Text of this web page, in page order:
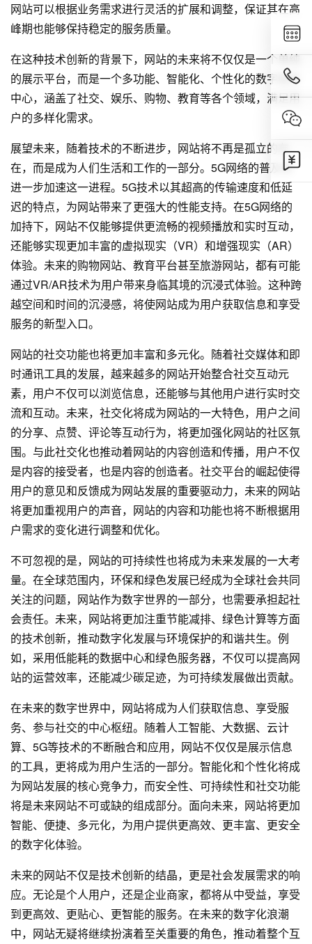
网站可以根据业务需求进行灵活的扩展和调整，保证其在高
峰期也能够保持稳定的服务质量。
在这种技术创新的背景下，网站的未来将不仅仅是一个单纯
的展示平台，而是一个多功能、智能化、个性化的数字服务
中心，涵盖了社交、娱乐、购物、教育等各个领域，满足用
户的多样化需求。
展望未来，随着技术的不断进步，网站将不再是孤立的存
在，而是成为人们生活和工作的一部分。5G网络的普及将
进一步加速这一进程。5G技术以其超高的传输速度和低延
迟的特点，为网站带来了更强大的性能支持。在5G网络的
加持下，网站不仅能够提供更流畅的视频播放和实时互动，
还能够实现更加丰富的虚拟现实（VR）和增强现实（AR）
体验。未来的购物网站、教育平台甚至旅游网站，都有可能
通过VR/AR技术为用户带来身临其境的沉浸式体验。这种跨
越空间和时间的沉浸感，将使网站成为用户获取信息和享受
服务的新型入口。
网站的社交功能也将更加丰富和多元化。随着社交媒体和即
时通讯工具的发展，越来越多的网站开始整合社交互动元
素，用户不仅可以浏览信息，还能够与其他用户进行实时交
流和互动。未来，社交化将成为网站的一大特色，用户之间
的分享、点赞、评论等互动行为，将更加强化网站的社区氛
围。与此社交化也推动着网站的内容创造和传播，用户不仅
是内容的接受者，也是内容的创造者。社交平台的崛起使得
用户的意见和反馈成为网站发展的重要驱动力，未来的网站
将更加重视用户的声音，网站的内容和功能也将不断根据用
户需求的变化进行调整和优化。
不可忽视的是，网站的可持续性也将成为未来发展的一大考
量。在全球范围内，环保和绿色发展已经成为全球社会共同
关注的问题，网站作为数字世界的一部分，也需要承担起社
会责任。未来，网站将更加注重节能减排、绿色计算等方面
的技术创新，推动数字化发展与环境保护的和谐共生。例
如，采用低能耗的数据中心和绿色服务器，不仅可以提高网
站的运营效率，还能减少碳足迹，为可持续发展做出贡献。
在未来的数字世界中，网站将成为人们获取信息、享受服
务、参与社交的中心枢纽。随着人工智能、大数据、云计
算、5G等技术的不断融合和应用，网站不仅仅是展示信息
的工具，更将成为用户生活的一部分。智能化和个性化将成
为网站发展的核心竞争力，而安全性、可持续性和社交功能
将是未来网站不可或缺的组成部分。面向未来，网站将更加
智能、便捷、多元化，为用户提供更高效、更丰富、更安全
的数字化体验。
未来的网站不仅是技术创新的结晶，更是社会发展需求的响
应。无论是个人用户，还是企业商家，都将从中受益，享受
到更高效、更贴心、更智能的服务。在未来的数字化浪潮
中，网站无疑将继续扮演着至关重要的角色，推动着整个互